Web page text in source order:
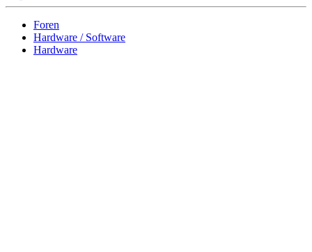
Foren
Hardware / Software
Hardware